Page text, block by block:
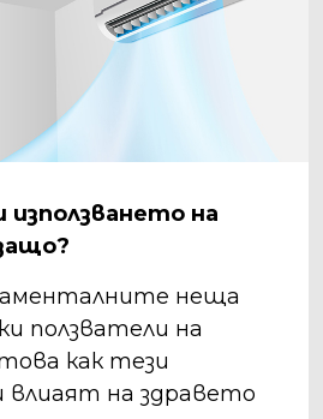
използването на
неща
ползватели на
как тези
влиаят на здравето